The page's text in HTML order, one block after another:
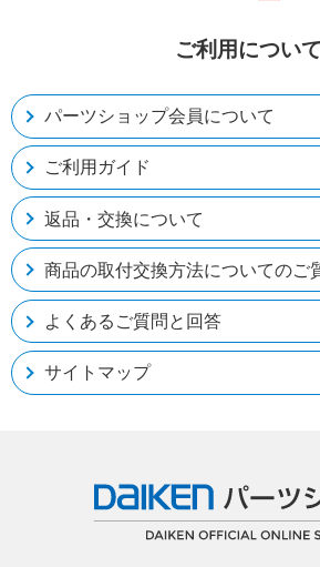
ご利用について
パーツショップ会員について
ご利用ガイド
返品・交換について
商品の取付交換方法についてのご
よくあるご質問と回答
サイトマップ